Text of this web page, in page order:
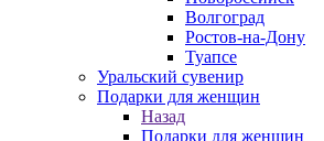
Волгоград
Ростов-на-Дону
Туапсе
Уральский сувенир
Подарки для женщин
Назад
Подарки для женщин